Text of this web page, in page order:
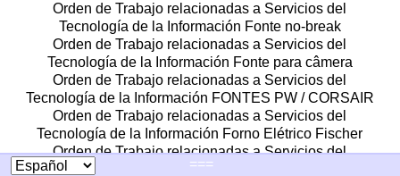
Orden de Trabajo relacionadas a Servicios del
Tecnología de la Información Fonte no-break
Orden de Trabajo relacionadas a Servicios del
Tecnología de la Información Fonte para câmera
Orden de Trabajo relacionadas a Servicios del
Tecnología de la Información FONTES PW / CORSAIR
Orden de Trabajo relacionadas a Servicios del
Tecnología de la Información Forno Elétrico Fischer
Orden de Trabajo relacionadas a Servicios del
Tecnología de la Información Frankford Arsenal Rotativo
===